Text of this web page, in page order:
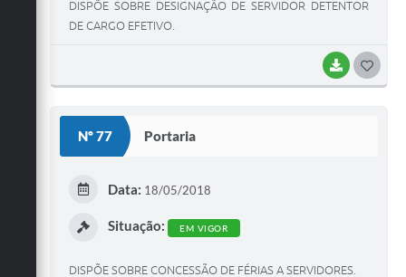
BAIXAR
DISPÕE SOBRE DESIGNAÇÃO DE SERVIDOR DETENTOR
DE CARGO EFETIVO.
Nº 77 Portaria
Data: 18/05/2018
Situação: EM VIGOR
DISPÕE SOBRE CONCESSÃO DE FÉRIAS A SERVIDORES.